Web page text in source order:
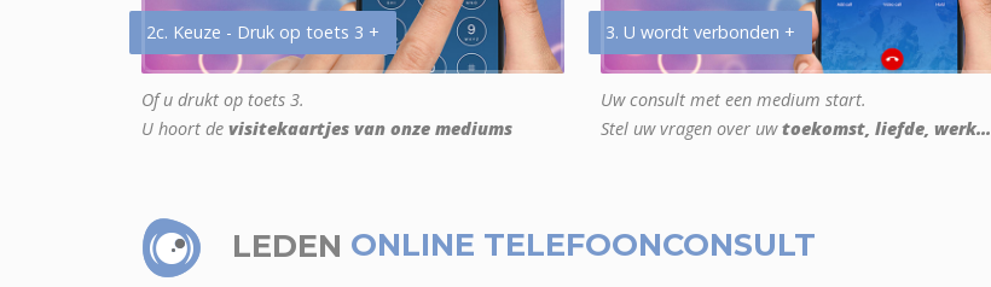
2c. Keuze - Druk op toets 3 +
Of u drukt op toets 3.
U hoort de visitekaartjes van onze mediums
3. U wordt verbonden +
Uw consult met een medium start.
Stel uw vragen over uwtoekomst, liefde, werk...
LEDEN ONLINE TELEFOONCONSULT